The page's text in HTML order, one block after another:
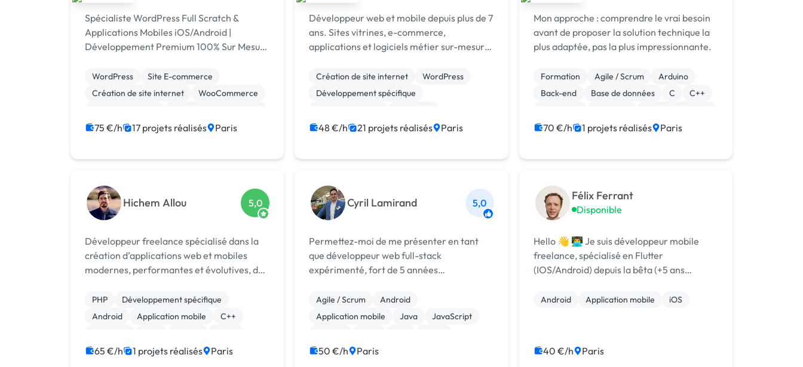
Spécialiste WordPress Full Scratch &
Applications Mobiles iOS/Android |
Développement Premium 100% Sur Mesure
réinvente. Et maintenant, je l'emmène dans
votre poche
WordPress
Site E-commerce
Création de site internet
WooCommerce
Android
Application mobile
iOS
75 €/h 17 projets réalisés Paris
Développeur web et mobile depuis plus de 7
ans. Sites vitrines, e-commerce,
applications et logiciels métier sur-mesure.
à la mise en production.
Création de site internet
WordPress
Développement spécifique
WooCommerce
Gestion site web
Front-end
48 €/h 21 projets réalisés Paris
Mon approche : comprendre le vrai besoin
avant de proposer la solution technique la
plus adaptée, pas la plus impressionnante.
Formation Agile / Scrum
Arduino
Back-end
Base de données C
C++
70 €/h 1 projets réalisés Paris
Hichem Allou 5,0
Développeur freelance spécialisé dans la
création d’applications web et mobiles
modernes, performantes et évolutives, de
PHP
Développement spécifique
Android
Application mobile
C++
Système embarqué
65 €/h 1 projets réalisés Paris
Cyril Lamirand 5,0
Permettez-moi de me présenter en tant
que développeur web full-stack
expérimenté, fort de 5 années
j'ai eu l'opportunité de travailler pour des
entreprises renommées telles que Softlam
Agile / Scrum
Android
Application mobile
Java
JavaScript
Symfony
50 €/h Paris
Félix Ferrant
Disponible
Hello 👋 👨‍💻 Je suis développeur mobile
freelance, spécialisé en Flutter
(IOS/Android) depuis la bêta (+5 ans
plateforme, car je trouvais essentiellement
Android Application mobile iOS
40 €/h Paris